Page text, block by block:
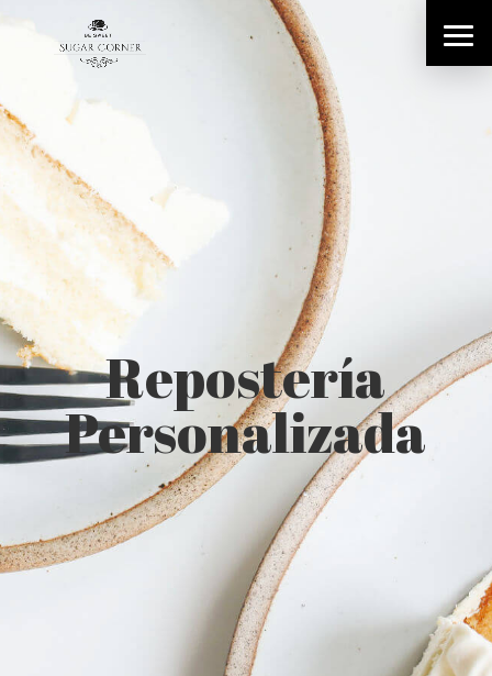
Repostería
Personalizada